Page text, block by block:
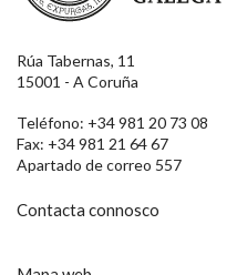
Rúa Tabernas, 11
15001 - A Coruña
Teléfono: +34 981 20 73 08
Fax: +34 981 21 64 67
Apartado de correo 557
Contacta connosco